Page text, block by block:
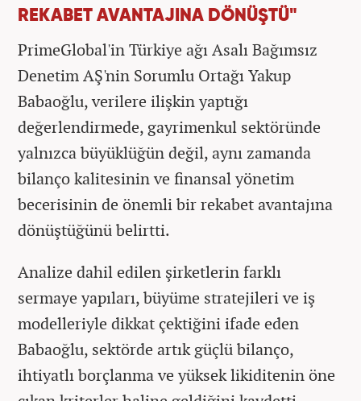
REKABET AVANTAJINA DÖNÜŞTÜ"
PrimeGlobal'in Türkiye ağı Asalı Bağımsız
Denetim AŞ'nin Sorumlu Ortağı Yakup
Babaoğlu, verilere ilişkin yaptığı
değerlendirmede, gayrimenkul sektöründe
yalnızca büyüklüğün değil, aynı zamanda
bilanço kalitesinin ve finansal yönetim
becerisinin de önemli bir rekabet avantajına
dönüştüğünü belirtti.
Analize dahil edilen şirketlerin farklı
sermaye yapıları, büyüme stratejileri ve iş
modelleriyle dikkat çektiğini ifade eden
Babaoğlu, sektörde artık güçlü bilanço,
ihtiyatlı borçlanma ve yüksek likiditenin öne